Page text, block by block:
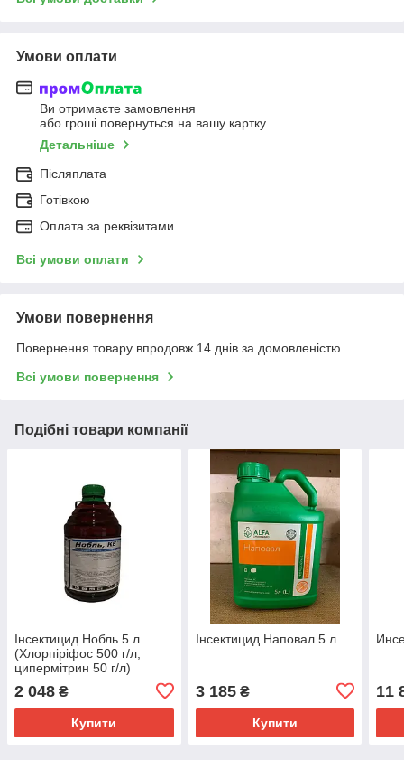
Умови оплати
Ви отримаєте замовлення
або гроші повернуться на вашу картку
Детальніше
Післяплата
Готівкою
Оплата за реквізитами
Всі умови оплати
Умови повернення
Повернення товару впродовж 14 днів за домовленістю
Всі умови повернення
Подібні товари компанії
Інсектицид Нобль 5 л
(Хлорпіріфос 500 г/л,
ципермітрин 50 г/л)
2 048 ₴
Купити
Інсектицид Наповал 5 л
3 185₴
Купити
11